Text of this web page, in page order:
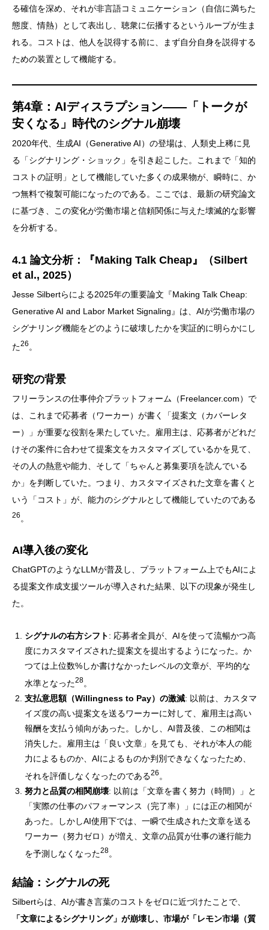
る確信を深め、それが非言語コミュニケーション（自信に満ちた
態度、情熱）として表出し、聴衆に伝播するというループが生ま
れる。コストは、他人を説得する前に、まず自分自身を説得する
ための装置として機能する。
第4章：AIディスラプション——「トークが
安くなる」時代のシグナル崩壊
2020年代、生成AI（Generative AI）の登場は、人類史上稀に見
る「シグナリング・ショック」を引き起こした。これまで「知的
コストの証明」として機能していた多くの成果物が、瞬時に、か
つ無料で複製可能になったのである。ここでは、最新の研究論文
に基づき、この変化が労働市場と信頼関係に与えた壊滅的な影響
を分析する。
4.1 論文分析：『Making Talk Cheap』（Silbert
et al., 2025）
Jesse Silbertらによる2025年の重要論文『Making Talk Cheap:
Generative AI and Labor Market Signaling』は、AIが労働市場の
シグナリング機能をどのように破壊したかを実証的に明らかにし
た26 。
研究の背景
フリーランスの仕事仲介プラットフォーム（Freelancer.com）で
は、これまで応募者（ワーカー）が書く「提案文（カバーレタ
ー）」が重要な役割を果たしていた。雇用主は、応募者がどれだ
けその案件に合わせて提案文をカスタマイズしているかを見て、
その人の熱意や能力、そして「ちゃんと募集要項を読んでいる
か」を判断していた。つまり、カスタマイズされた文章を書くと
いう「コスト」が、能力のシグナルとして機能していたのである
26 。
AI導入後の変化
ChatGPTのようなLLMが普及し、プラットフォーム上でもAIによ
る提案文作成支援ツールが導入された結果、以下の現象が発生し
た。
シグナルの右方シフト: 応募者全員が、AIを使って流暢かつ高
度にカスタマイズされた提案文を提出するようになった。か
つては上位数%しか書けなかったレベルの文章が、平均的な
水準となった28。
支払意思額（Willingness to Pay）の激減: 以前は、カスタマ
イズ度の高い提案文を送るワーカーに対して、雇用主は高い
報酬を支払う傾向があった。しかし、AI普及後、この相関は
消失した。雇用主は「良い文章」を見ても、それが本人の能
力によるものか、AIによるものか判別できなくなったため、
それを評価しなくなったのである26 。
努力と品質の相関崩壊: 以前は「文章を書く努力（時間）」と
「実際の仕事のパフォーマンス（完了率）」には正の相関が
あった。しかしAI使用下では、一瞬で生成された文章を送る
ワーカー（努力ゼロ）が増え、文章の品質が仕事の遂行能力
を予測しなくなった28
結論：シグナルの死
Silbertらは、AIが書き言葉のコストをゼロに近づけたことで、
「文章によるシグナリング」が崩壊し、市場が「レモン市場（質